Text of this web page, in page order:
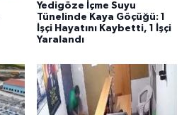
Yedigöze İçme Suyu
Tünelinde Kaya Göçüğü: 1
İşçi Hayatını Kaybetti, 1 İşçi
Yaralandı